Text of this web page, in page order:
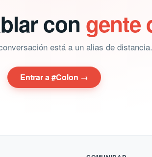
con gente
está a un alias de distancia.
Entrar a #Colon →